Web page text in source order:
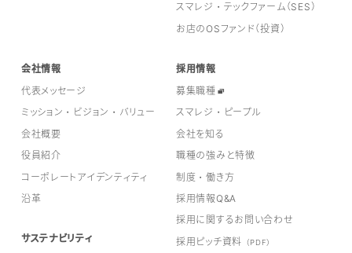
スマレジ・テックファーム（SES）
お店のOSファンド（投資）
会社情報
代表メッセージ
ミッション・ビジョン・バリュー
会社概要
役員紹介
コーポレートアイデンティティ
沿革
サステナビリティ
採用情報
募集職種
スマレジ・ピープル
会社を知る
職種の強みと特徴
制度・働き方
採用情報Q&A
採用に関するお問い合わせ
採用ピッチ資料
（PDF）